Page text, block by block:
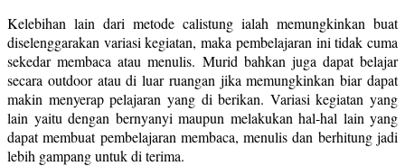
Kelebihan lain dari metode calistung ialah memungkinkan buat
diselenggarakan variasi kegiatan, maka pembelajaran ini tidak cuma
sekedar membaca atau menulis. Murid bahkan juga dapat belajar
secara outdoor atau di luar ruangan jika memungkinkan biar dapat
makin menyerap pelajaran yang di berikan. Variasi kegiatan yang
lain yaitu dengan bernyanyi maupun melakukan hal-hal lain yang
dapat membuat pembelajaran membaca, menulis dan berhitung jadi
lebih gampang untuk di terima.